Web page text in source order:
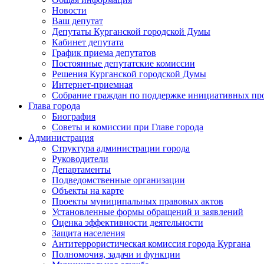
Новости
Ваш депутат
Депутаты Курганской городской Думы
Кабинет депутата
График приема депутатов
Постоянные депутатские комиссии
Решения Курганской городской Думы
Интернет-приемная
Собрание граждан по поддержке инициативных
Глава города
Биография
Советы и комиссии при Главе города
Администрация
Структура администрации города
Руководители
Департаменты
Подведомственные организации
Объекты на карте
Проекты муниципальных правовых актов
Установленные формы обращений и заявлений
Оценка эффективности деятельности
Защита населения
Антитеррористическая комиссия города Кургана
Полномочия, задачи и функции